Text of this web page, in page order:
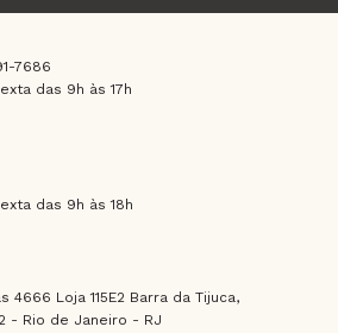
7686
das 9h às 17h
das 9h às 18h
4666 Loja 115E2 Barra da Tijuca,
- Rio de Janeiro - RJ